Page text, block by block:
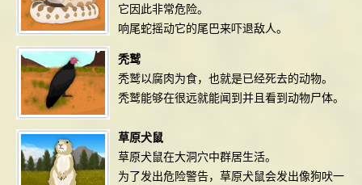
它因此非常危险。
响尾蛇摇动它的尾巴来吓退敌人。
秃鹫
秃鹫以腐肉为食，也就是已经死去的动物。
秃鹫能够在很远就能闻到并且看到动物尸体。
草原犬鼠
草原犬鼠在大洞穴中群居生活。
为了发出危险警告，草原犬鼠会发出像狗吠一